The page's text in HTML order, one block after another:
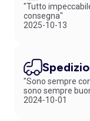
"Tutto
consegna"
2025-10-13
"Sono sempre
sono sempre
2024-10-01